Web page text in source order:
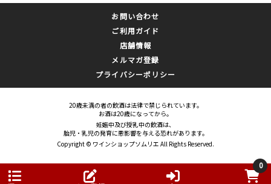
0
お問い合わせ
ご利用ガイド
店舗情報
メルマガ登録
プライバシーポリシー
20歳未満の者の飲酒は法律で禁じられています。
お酒は20歳になってから。
妊娠中及び授乳中の飲酒は、
胎児・乳児の発育に悪影響を与える恐れがあります。
Copyright © ワインショップソムリエ All Rights Reserved.